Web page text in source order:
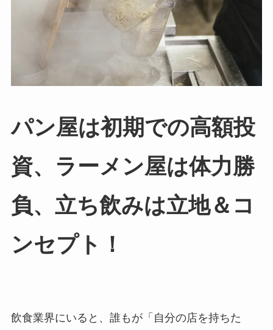
パン屋は初期での高額投
資、ラーメン屋は体力勝
負、立ち飲みは立地＆コ
ンセプト！
飲食業界にいると、誰もが「自分の店を持ちた